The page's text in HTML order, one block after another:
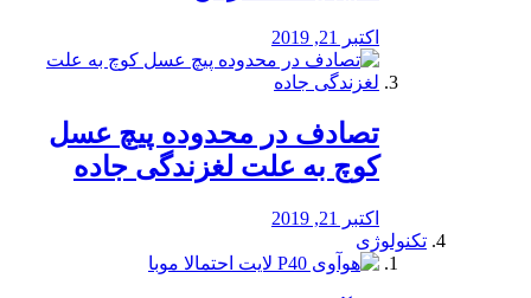
اکتبر 21, 2019
تصادف در محدوده پیچ عسل
کوچ به علت لغزندگی جاده
اکتبر 21, 2019
تکنولوژی